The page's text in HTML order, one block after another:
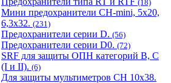
(18)
Мини предохранители CH-mini, 5x20,
6,3x32. (231)
Предохранители серии D. (56)
Предохранители серии D0. (72)
SRF для защиты ОПН категорий B, C
(I и II). (6)
Для защиты мультиметров CH 10х38.